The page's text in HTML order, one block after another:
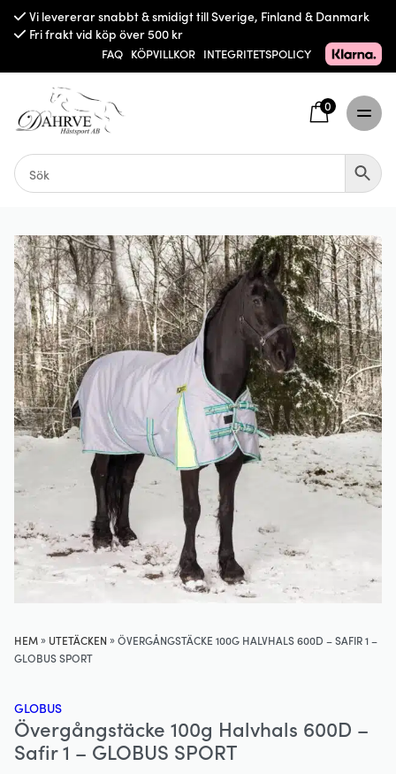
Vi levererar snabbt & smidigt till Sverige, Finland & Danmark
Fri frakt vid köp över 500 kr
FAQ KÖPVILLKOR INTEGRITETSPOLICY
0
HEM» UTETÄCKEN »ÖVERGÅNGSTÄCKE 100G HALVHALS 600D – SAFIR 1 –
GLOBUS SPORT
GLOBUS
Övergångstäcke 100g Halvhals 600D –
Safir 1 – GLOBUS SPORT